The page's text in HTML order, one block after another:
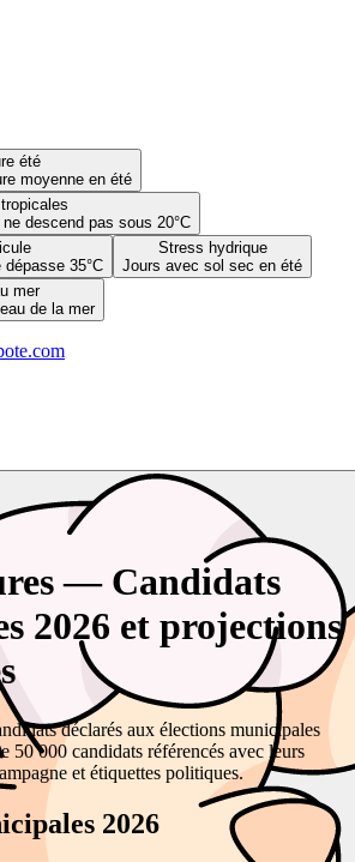
été
moyenne en été
descend pas sous 20°C
35°C
Stress hydrique
Jours avec sol sec en été
mer
de la mer
— Candidats
2026 et projections
déclarés aux élections municipales
50 000 candidats référencés avec leurs
et étiquettes politiques.
2026